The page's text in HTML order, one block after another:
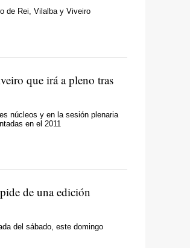
de Rei, Vilalba y Viveiro
que irá a pleno tras
núcleos y en la sesión plenaria
en el 2011
de una edición
del sábado, este domingo